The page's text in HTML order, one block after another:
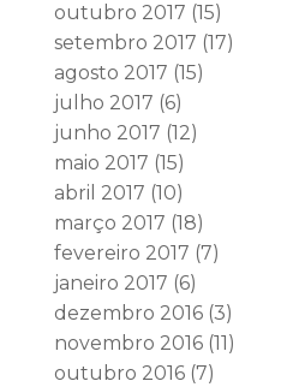
outubro 2017 (15)
setembro 2017 (17)
agosto 2017 (15)
julho 2017 (6)
junho 2017 (12)
maio 2017 (15)
abril 2017 (10)
março 2017 (18)
fevereiro 2017 (7)
janeiro 2017 (6)
dezembro 2016(3)
novembro 2016(11)
outubro 2016(7)